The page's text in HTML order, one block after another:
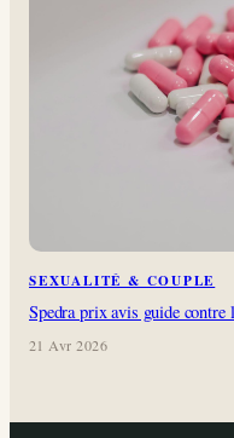
SEXUALITÉ & COUPLE
Spedra prix avis guide contre
21 Avr 2026